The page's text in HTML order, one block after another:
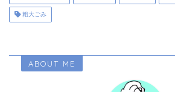
粗大ごみ
ABOUT ME